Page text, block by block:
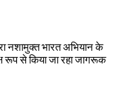
नशामुक्त भारत अभियान के
रूप से किया जा रहा जागरूक